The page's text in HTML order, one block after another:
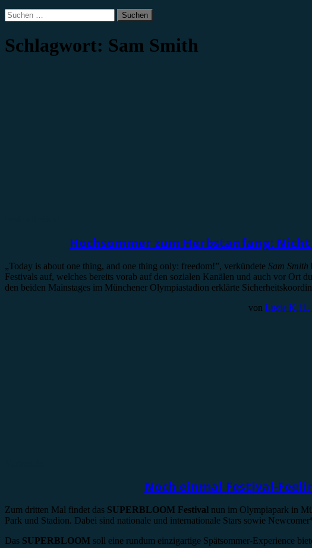
Suchen
nach:
Schlagwort: Sam Smith
Hochsommer zum Herbstanfang: Nicht
„Today is about one thing, and one thing only: freedom!”, verkündete Sam Smith
Festivals auf, welches bereits vorab auf den sozialen Kanälen und auch vor Ort
den beiden Mainstages im Münchener Olympiastadion erklärte
von Lucie K.11.
Noch einmal Festival-
Zum dritten Mal findet das SUPERBLOOM Festival nun im Olympiapark in
Park und Stadion. Dabei sind nationale und internationale Stars sowie
Das SUPERBLOOM soll eine rundum einzigartige Spätsommer-Experience